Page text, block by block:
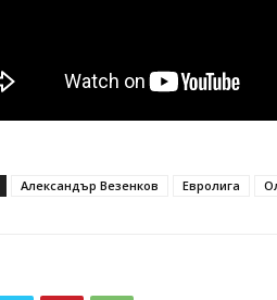
Александър Везенков Евролига